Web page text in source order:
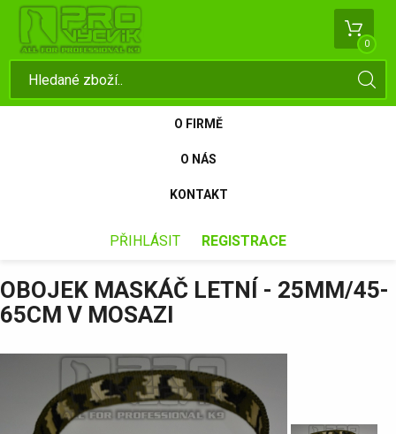
0
O FIRMĚ
O NÁS
KONTAKT
PŘIHLÁSIT REGISTRACE
OBOJEK MASKÁČ LETNÍ - 25MM/45-
65CM V MOSAZI